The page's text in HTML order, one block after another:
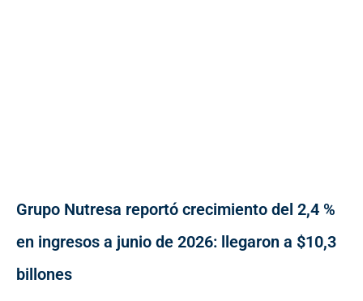
Grupo Nutresa reportó crecimiento del 2,4 %
en ingresos a junio de 2026: llegaron a $10,3
billones